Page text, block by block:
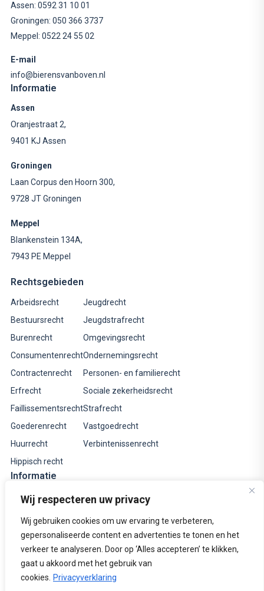
Wij respecteren uw privacy
Wij gebruiken cookies om uw ervaring te verbeteren,
gepersonaliseerde content en advertenties te tonen en het
verkeer te analyseren. Door op ‘Alles accepteren’ te klikken,
gaat u akkoord met het gebruik van
cookies.
Privacyverklaring
Assen: 0592 31 10 01
Groningen: 050 366 3737
Meppel: 0522 24 55 02
E-mail
info@bierensvanboven.nl
Informatie
Assen
Oranjestraat 2,
9401 KJ Assen
Groningen
Laan Corpus den Hoorn 300,
9728 JT Groningen
Meppel
Blankenstein 134A,
7943 PE Meppel
Rechtsgebieden
Arbeidsrecht
Bestuursrecht
Burenrecht
Consumentenrecht
Contractenrecht
Erfrecht
Faillissementsrecht
Goederenrecht
Huurrecht
Hippisch recht
Jeugdrecht
Jeugdstrafrecht
Omgevingsrecht
Ondernemingsrecht
Personen- en familierecht
Sociale zekerheidsrecht
Strafrecht
Vastgoedrecht
Verbintenissenrecht
Informatie
Tarieven
Rechtsgebiedenregister
Over ons
Contact
© 2026 Bierens van Boven Advocaten –